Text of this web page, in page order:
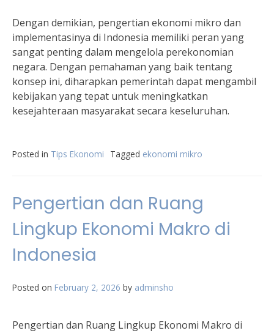
Dengan demikian, pengertian ekonomi mikro dan
implementasinya di Indonesia memiliki peran yang
sangat penting dalam mengelola perekonomian
negara. Dengan pemahaman yang baik tentang
konsep ini, diharapkan pemerintah dapat mengambil
kebijakan yang tepat untuk meningkatkan
kesejahteraan masyarakat secara keseluruhan.
Posted in Tips Ekonomi Tagged ekonomi mikro
Pengertian dan Ruang
Lingkup Ekonomi Makro di
Indonesia
Posted on February 2, 2026 by adminsho
Pengertian dan Ruang Lingkup Ekonomi Makro di